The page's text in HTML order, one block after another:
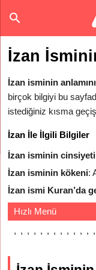
İzan
İzan isminin anlamını
birçok bilgiyi bu
istediğiniz kısma
İzan İle İlgili Bilgiler
İzan isminin cinsiyeti
İzan isminin kökeni:
İzan ismi Kuran’da
Hızlı Menü